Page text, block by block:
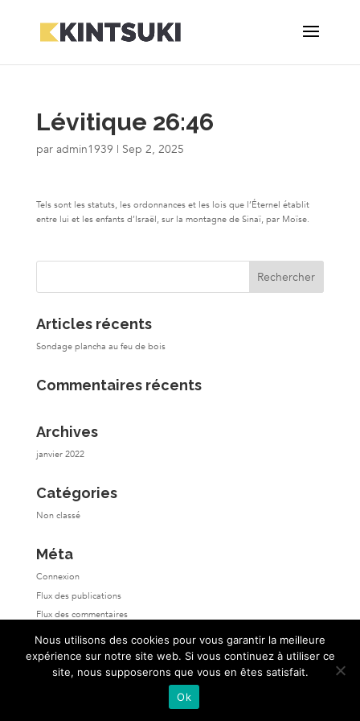
Lévitique 26:46
par admin1939 | Sep 2, 2025
Tels sont les statuts, les ordonnances et les lois que l’Éternel établit
entre lui et les enfants d’Israël, sur la montagne de Sinaï, par Moïse.
Articles récents
Sondage plancha au feu de bois
Commentaires récents
Archives
janvier 2022
Catégories
Non classé
Méta
Connexion
Flux des publications
Flux des commentaires
Site de WordPress-FR
Nous utilisons des cookies pour vous garantir la meilleure
expérience sur notre site web. Si vous continuez à utiliser ce
site, nous supposerons que vous en êtes satisfait.
Ok